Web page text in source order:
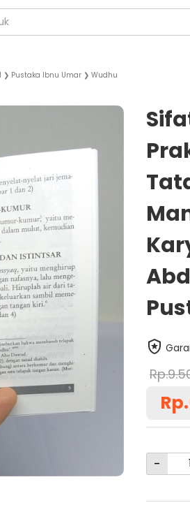
❯ Pustaka Ibnu Umar ❯ Wudhu
-